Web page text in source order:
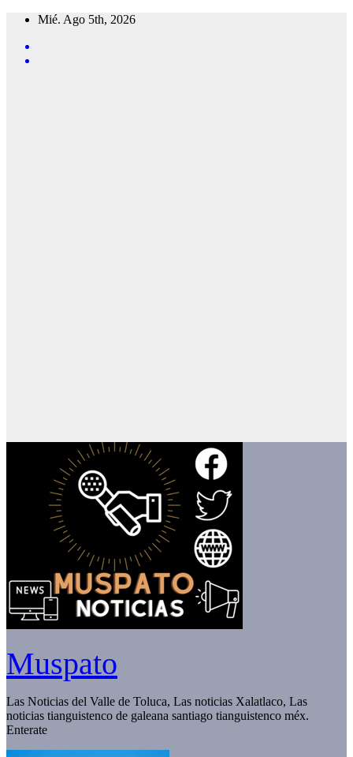
Saltar
contenido
Mié. Ago 5th, 2026
Muspato
Las Noticias del Valle de Toluca, Las noticias Xalatlaco, Las
noticias tianguistenco de galeana santiago tianguistenco méx.
Enterate